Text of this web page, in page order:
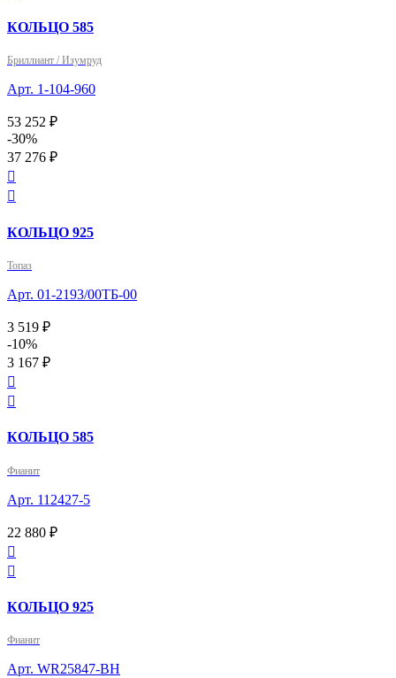
КОЛЬЦО 585
Бриллиант / Изумруд
Арт. 1-104-960
53 252 ₽
-30%
37 276 ₽


КОЛЬЦО 925
Топаз
Арт. 01-2193/00ТБ-00
3 519 ₽
-10%
3 167 ₽


КОЛЬЦО 585
Фианит
Арт. 112427-5
22 880 ₽


КОЛЬЦО 925
Фианит
Арт. WR25847-BH